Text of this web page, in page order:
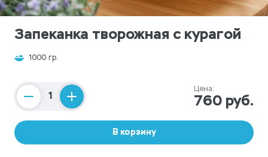
Запеканка творожная с курагой
1000 гр.
Counter
Цена:
760 руб.
В корзину